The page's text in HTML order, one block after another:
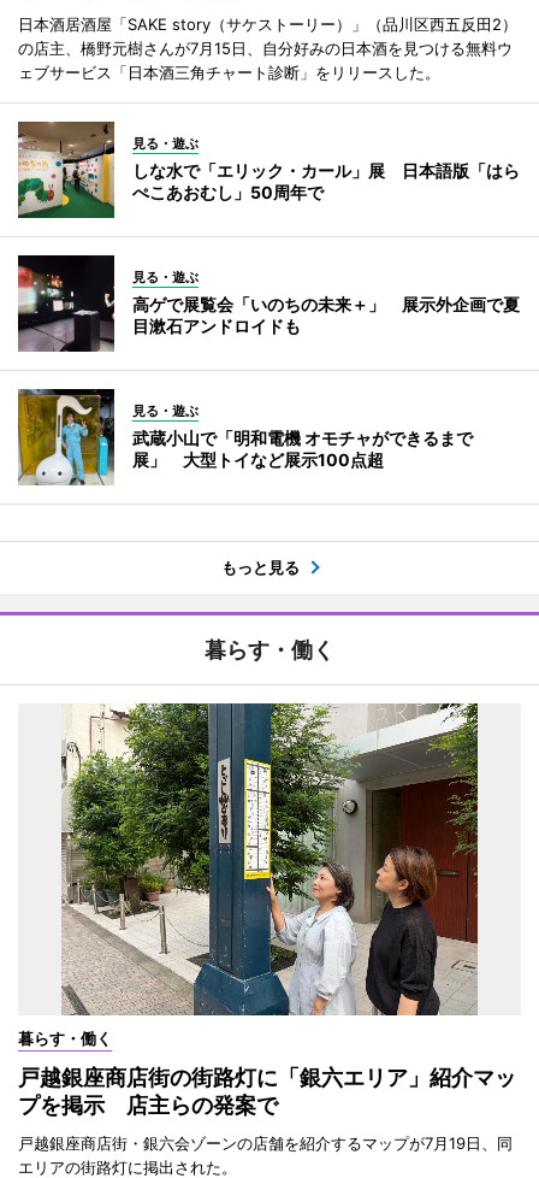
日本酒居酒屋「SAKE story（サケストーリー）」（品川区西五反田2）
の店主、橋野元樹さんが7月15日、自分好みの日本酒を見つける無料ウ
ェブサービス「日本酒三角チャート診断」をリリースした。
見る・遊ぶ
しな水で「エリック・カール」展 日本語版「はら
ぺこあおむし」50周年で
見る・遊ぶ
高ゲで展覧会「いのちの未来＋」 展示外企画で夏
目漱石アンドロイドも
見る・遊ぶ
武蔵小山で「明和電機 オモチャができるまで
展」 大型トイなど展示100点超
もっと見る
暮らす・働く
暮らす・働く
戸越銀座商店街の街路灯に「銀六エリア」紹介マッ
プを掲示 店主らの発案で
戸越銀座商店街・銀六会ゾーンの店舗を紹介するマップが7月19日、同
エリアの街路灯に掲出された。